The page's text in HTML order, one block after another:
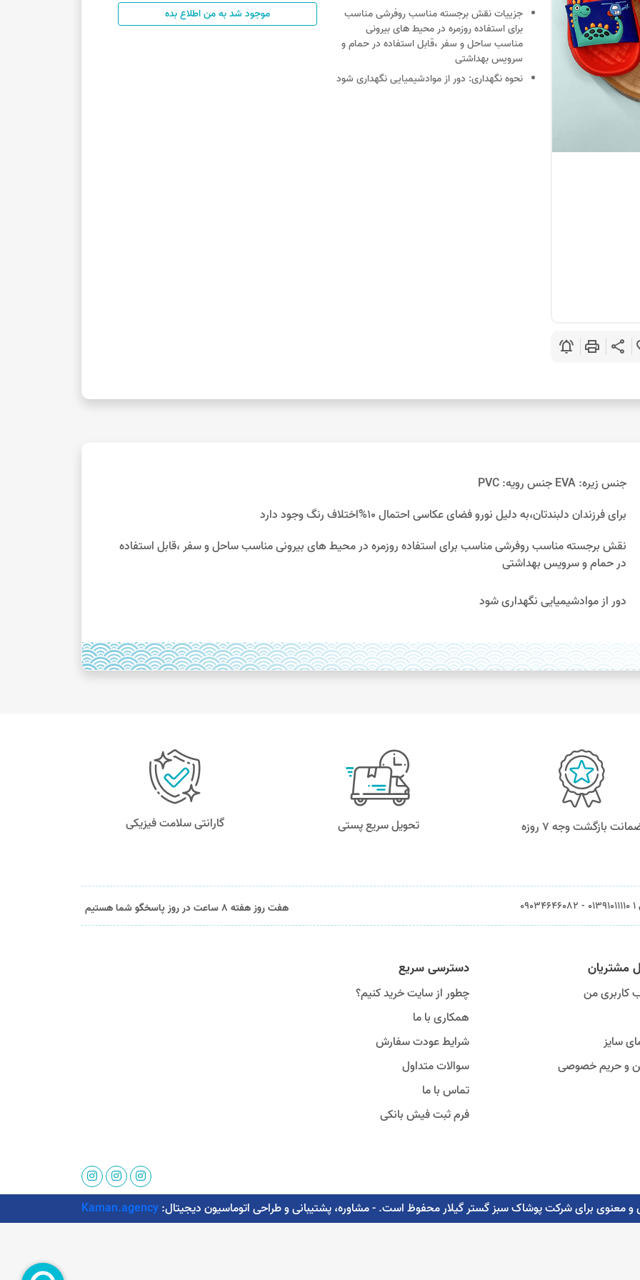
share
print
notifications_active
جزییاتنقش برجسته مناسب روفرشی مناسب
برای استفاده روزمره در محیط های بیرونی
مناسب ساحل و سفر ،قابل استفاده در حمام و
سرویس بهداشتی
نحوه نگهداری: دور از موادشیمیایی نگهداری شود
موجود شد به من اطلاع بده
جنس زیره: EVA جنس رویه: PVC
برای فرزندان دلبندتان،به دلیل نورو فضای عکاسی احتمال 10%اختلاف رنگ وجود دارد
نقش برجسته مناسب روفرشی مناسب برای استفاده روزمره در محیط های بیرونی مناسب ساحل و سفر ،قابل استفاده
در حمام و سرویس بهداشتی
دور از موادشیمیایی نگهداری شود
بازگشت وجه ۷ روزه تحویل سریع پستی گارانتی سلامت فیزیکی
هفت روز هفته 8 ساعت در روز پاسخگو شما هستیم
مشتریان
کاربری من
سایز
و حریم خصوصی
دسترسی سریع
چطور از سایت خرید کنیم؟
همکاری با ما
شرایط عودت سفارش
سوالات متداول
تماس با ما
فرم ثبت فیش بانکی
Kaman.agency